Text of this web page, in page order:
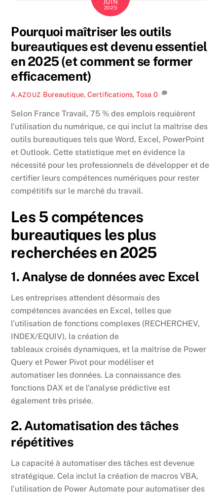
JUIN
2025
Pourquoi maîtriser les outils
bureautiques est devenu essentiel
en 2025 (et comment se former
efficacement)
A.AZOUZ Bureautique, Certifications, Tosa 0
Selon France Travail, 75 % des emplois requièrent
l’utilisation du numérique, ce qui inclut la maîtrise des
outils bureautiques tels que Word, Excel, PowerPoint
et Outlook. Cette statistique met en évidence la
nécessité pour les professionnels de développer et de
certifier leurs compétences numériques pour rester
compétitifs sur le marché du travail.
Les 5 compétences
bureautiques les plus
recherchées en 2025
1. Analyse de données avec Excel
Les entreprises attendent désormais des
compétences avancées en Excel, telles que
l’utilisation de fonctions complexes (RECHERCHEV,
INDEX/EQUIV), la création de
tableaux croisés dynamiques, et la maîtrise de Power
Query et Power Pivot pour modéliser et
automatiser les données. La connaissance des
fonctions DAX et de l’analyse prédictive est
également très prisée.
2. Automatisation des tâches
répétitives
La capacité à automatiser des tâches est devenue
stratégique. Cela inclut la création de macros VBA,
l’utilisation de Power Automate pour automatiser des